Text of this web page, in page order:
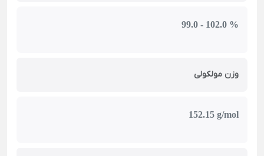
99.0 - 102.0 %
وزن مولکولی
152.15 g/mol